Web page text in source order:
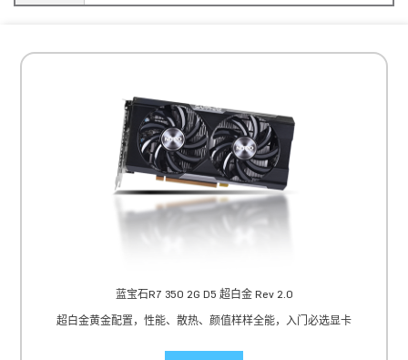
蓝宝石R7 350 2G D5 超白金 Rev 2.0
超白金黄金配置，性能、散热、颜值样样全能，入门必选显卡